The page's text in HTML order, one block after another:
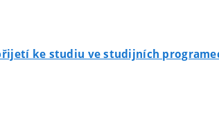
ke studiu ve studijních